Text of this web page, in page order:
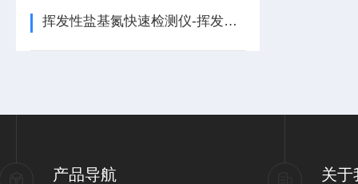
挥发性盐基氮快速检测仪-挥发性盐基氮快速检测仪
产品导航 关于